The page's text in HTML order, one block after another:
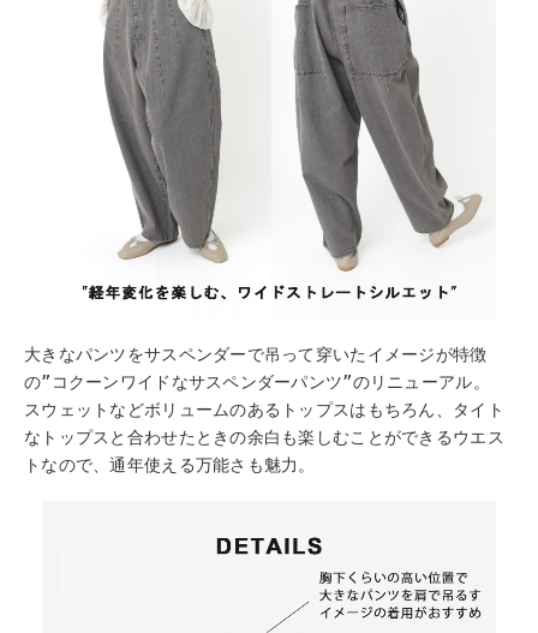
大きなパンツをサスペンダーで吊って穿いたイメージが特徴
の”コクーンワイドなサスペンダーパンツ”のリニューアル。
スウェットなどボリュームのあるトップスはもちろん、タイト
なトップスと合わせたときの余白も楽しむことができるウエス
トなので、通年使える万能さも魅力。